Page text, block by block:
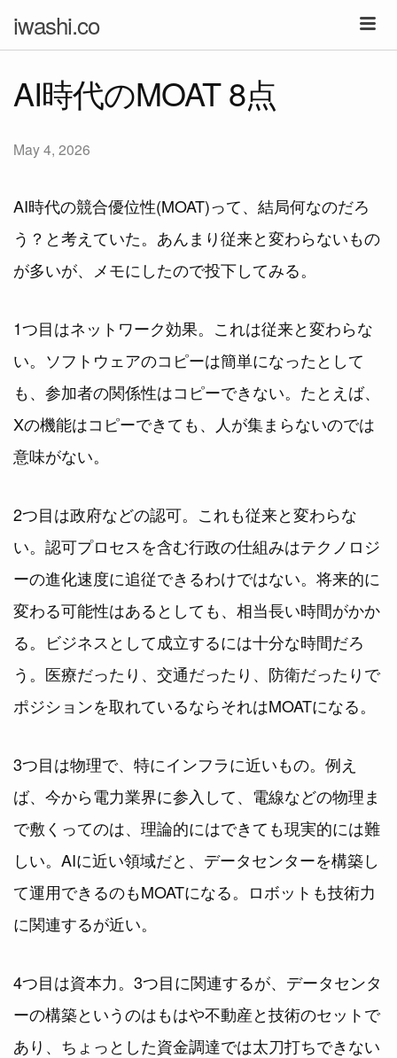
iwashi.co
AI時代のMOAT 8点
May 4, 2026
AI時代の競合優位性(MOAT)って、結局何なのだろ
う？と考えていた。あんまり従来と変わらないもの
が多いが、メモにしたので投下してみる。
1つ目はネットワーク効果。これは従来と変わらな
い。ソフトウェアのコピーは簡単になったとして
も、参加者の関係性はコピーできない。たとえば、
Xの機能はコピーできても、人が集まらないのでは
意味がない。
2つ目は政府などの認可。これも従来と変わらな
い。認可プロセスを含む行政の仕組みはテクノロジ
ーの進化速度に追従できるわけではない。将来的に
変わる可能性はあるとしても、相当長い時間がかか
る。ビジネスとして成立するには十分な時間だろ
う。医療だったり、交通だったり、防衛だったりで
ポジションを取れているならそれはMOATになる。
3つ目は物理で、特にインフラに近いもの。例え
ば、今から電力業界に参入して、電線などの物理ま
で敷くってのは、理論的にはできても現実的には難
しい。AIに近い領域だと、データセンターを構築し
て運用できるのもMOATになる。ロボットも技術力
に関連するが近い。
4つ目は資本力。3つ目に関連するが、データセンタ
ーの構築というのはもはや不動産と技術のセットで
あり、ちょっとした資金調達では太刀打ちできない